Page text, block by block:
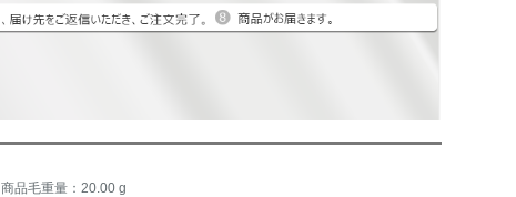
商品毛重量：20.00 g